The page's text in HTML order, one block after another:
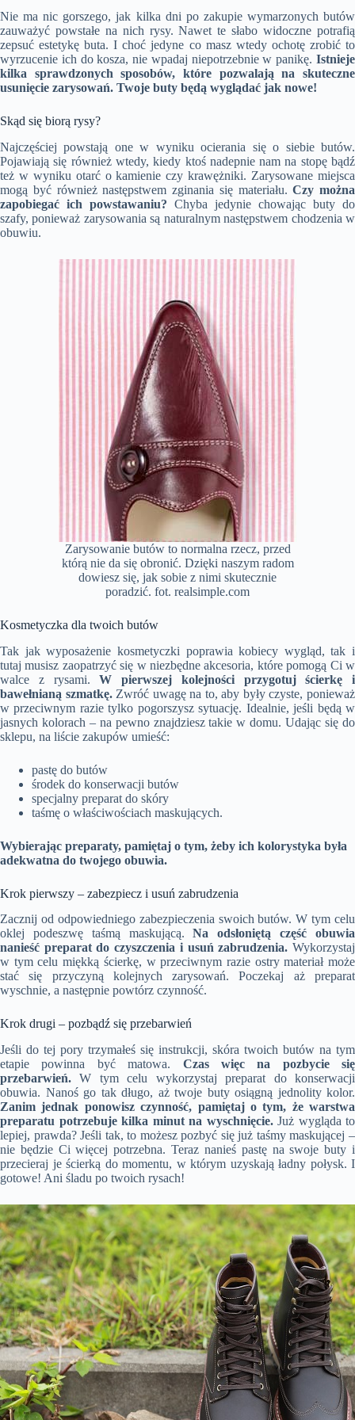
Nie ma nic gorszego, jak kilka dni po zakupie wymarzonych butów
zauważyć powstałe na nich rysy. Nawet te słabo widoczne potrafią
zepsuć estetykę buta. I choć jedyne co masz wtedy ochotę zrobić to
wyrzucenie ich do kosza, nie wpadaj niepotrzebnie w panikę. Istnieje
kilka sprawdzonych sposobów, które pozwalają na skuteczne
usunięcie zarysowań. Twoje buty będą wyglądać jak nowe!
Skąd się biorą rysy?
Najczęściej powstają one w wyniku ocierania się o siebie butów.
Pojawiają się również wtedy, kiedy ktoś nadepnie nam na stopę bądź
też w wyniku otarć o kamienie czy krawężniki. Zarysowane miejsca
mogą być również następstwem zginania się materiału.Czy można
zapobiegać ich powstawaniu? Chyba jedynie chowając buty do
szafy, ponieważ zarysowania są naturalnym następstwem chodzenia w
obuwiu.
Zarysowanie butów to normalna rzecz, przed
którą nie da się obronić. Dzięki naszym radom
dowiesz się, jak sobie z nimi skutecznie
poradzić. fot. realsimple.com
Kosmetyczka dla twoich butów
Tak jak wyposażenie kosmetyczki poprawia kobiecy wygląd, tak i
tutaj musisz zaopatrzyć się w niezbędne akcesoria, które pomogą Ci w
walce z rysami.W pierwszej kolejności przygotuj ścierkę i
bawełnianą szmatkę.Zwróć uwagę na to, aby były czyste, ponieważ
w przeciwnym razie tylko pogorszysz sytuację. Idealnie, jeśli będą w
jasnych kolorach – na pewno znajdziesz takie w domu. Udając się do
sklepu, na liście zakupów umieść:
pastę do butów
środek do konserwacji butów
specjalny preparat do skóry
taśmę o właściwościach maskujących.
Wybierając preparaty, pamiętaj o tym, żeby ich kolorystyka była
adekwatna do twojego obuwia.
Krok pierwszy – zabezpiecz i usuń zabrudzenia
Zacznij od odpowiedniego zabezpieczenia swoich butów. W tym celu
oklej podeszwę taśmą maskującą.Na odsłoniętą część obuwia
nanieść preparat do czyszczenia i usuń zabrudzenia. Wykorzystaj
w tym celu miękką ścierkę, w przeciwnym razie ostry materiał może
stać się przyczyną kolejnych zarysowań. Poczekaj aż preparat
wyschnie, a następnie powtórz czynność.
Krok drugi – pozbądź się przebarwień
Jeśli do tej pory trzymałeś się instrukcji, skóra twoich butów na tym
etapie powinna być matowa. Czas więc na pozbycie się
przebarwień. W tym celu wykorzystaj preparat do konserwacji
obuwia. Nanoś go tak długo, aż twoje buty osiągną jednolity kolor.
Zanim jednak ponowisz czynność, pamiętaj o tym, że warstwa
preparatu potrzebuje kilka minut na wyschnięcie.Już wygląda to
lepiej, prawda? Jeśli tak, to możesz pozbyć się już taśmy maskującej –
nie będzie Ci więcej potrzebna. Teraz nanieś pastę na swoje buty i
przecieraj je ścierką do momentu, w którym uzyskają ładny połysk. I
gotowe! Ani śladu po twoich rysach!